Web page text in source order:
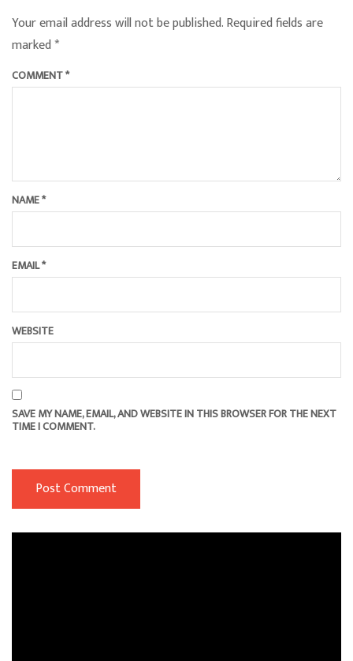
Your email address will not be published.Required fields are
marked*
COMMENT*
NAME*
EMAIL*
WEBSITE
SAVE MY NAME, EMAIL, AND WEBSITE IN THIS BROWSER FOR THE NEXT
TIME I COMMENT.